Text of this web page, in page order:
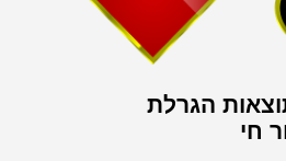
הגרלת
חי